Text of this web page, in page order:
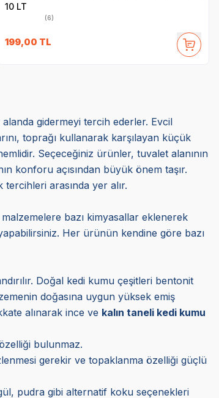
10 LT
(6)
199,00 TL
alanda gidermeyi tercih ederler. Evcil
toprağı kullanarak karşılayan küçük
Seçeceğiniz ürünler, tuvalet alanının
konforu açısından büyük önem taşır.
arasında yer alır.
bazı kimyasallar eklenerek
Her ürünün kendine göre bazı
Doğal kedi kumu çeşitleri bentonit
doğasına uygun yüksek emiş
alınarak ince ve kalın taneli kedi kumu
bulunmaz.
gerekir ve topaklanma özelliği güçlü
pudra gibi alternatif koku seçenekleri